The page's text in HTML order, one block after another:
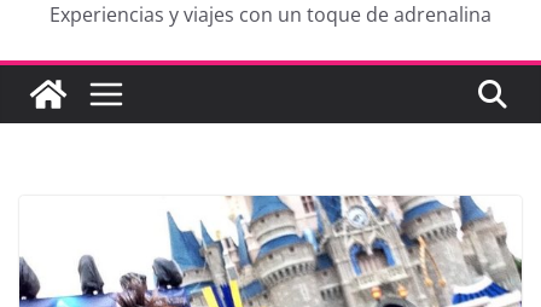
Experiencias y viajes con un toque de adrenalina